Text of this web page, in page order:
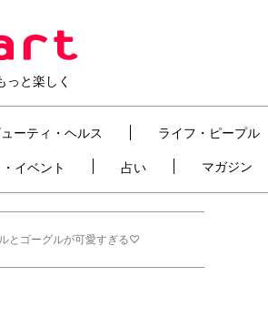
っと楽しく
ーティ・ヘルス ライフ・ピープル
イベント 占い マガジン
とゴーグルが可愛すぎる♡